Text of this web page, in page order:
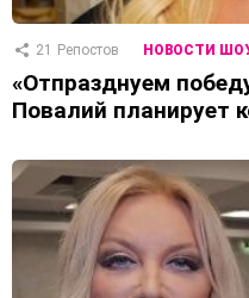
21 Репостов НОВОСТИ
«Отпразднуем
Повалий планирует